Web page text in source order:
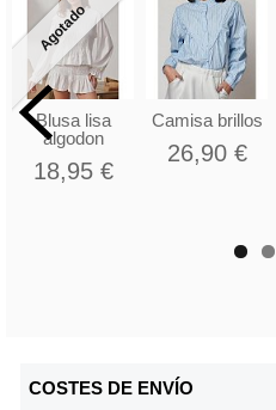
COSTES DE ENVÍO
Agotado
Blusa lisa
algodon
18,95 €
Camisa brillos
26,90 €